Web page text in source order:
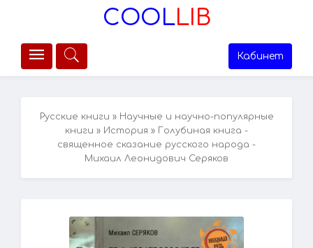
COOLLIB
Кабинет
Русские книги » Научные и научно-популярные
книги » История » Голубиная книга -
священное сказание русского народа -
Михаил Леонидович Серяков